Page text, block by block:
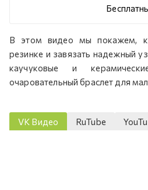
В этом видео мы покажем,
резинке и завязать надежный
каучуковые и
очаровательный браслет для
VK Видео RuTube